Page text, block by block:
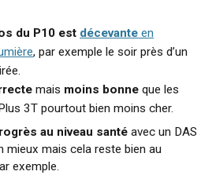
du P10 est décevante en
, par exemple le soir près d’un
mais moins bonne que les
3T pourtout bien moins cher.
au niveau santéavec un DAS
mieux mais cela reste bien au
exemple.